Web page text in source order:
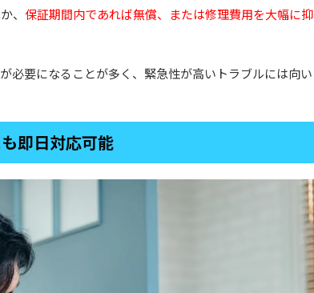
、 保証期間内であれば無償、または修理費用を大幅に抑
必要になることが多く、緊急性が高いトラブルには向い
即日対応可能